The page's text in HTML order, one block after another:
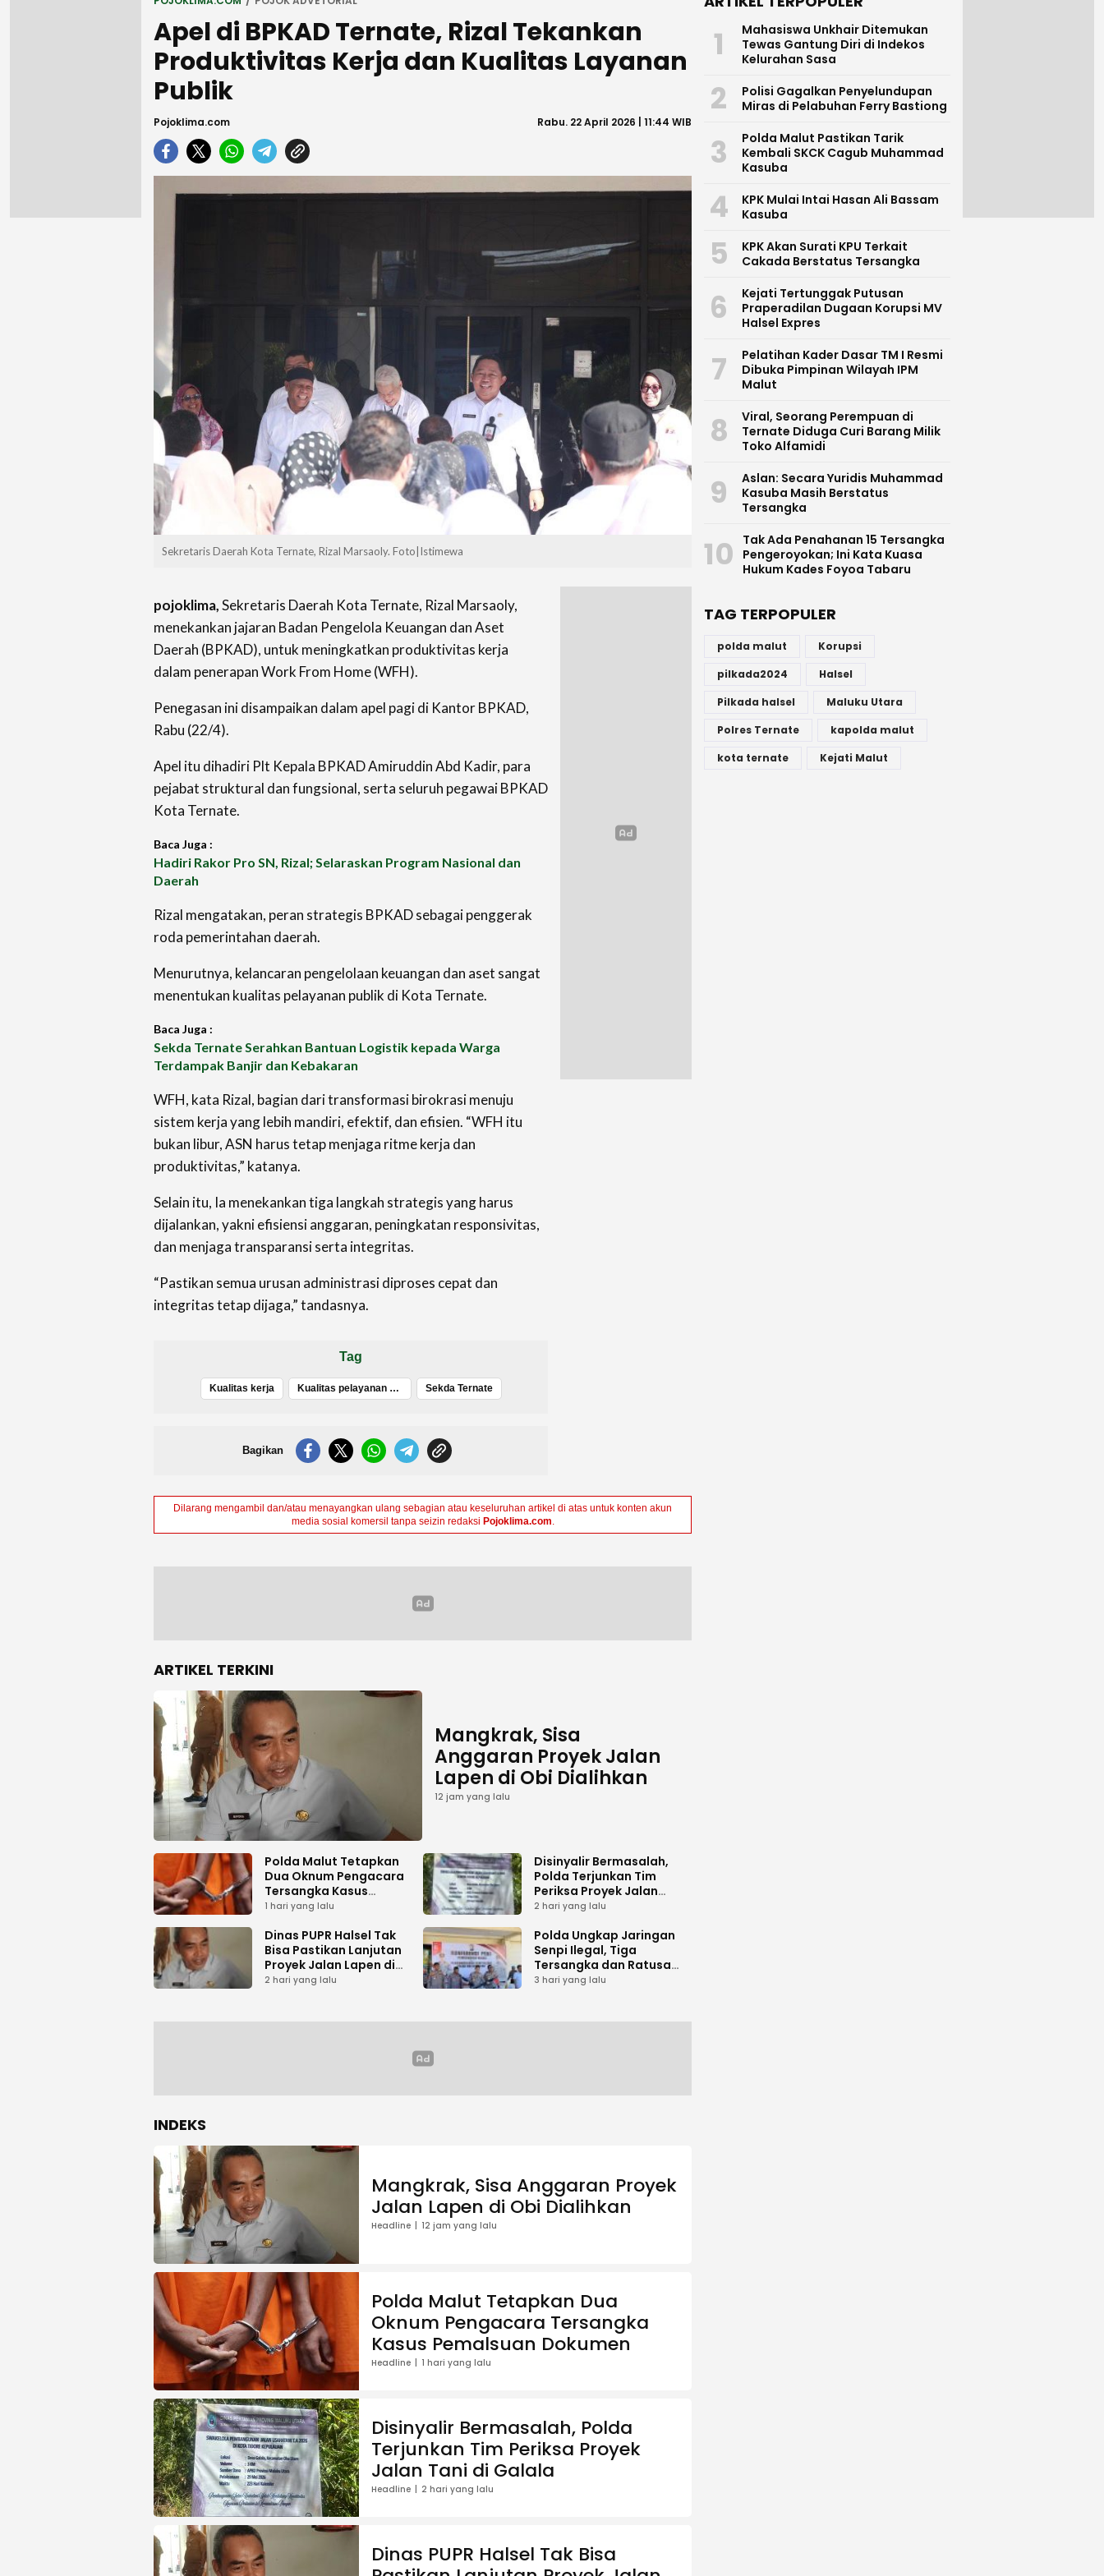
Apel di BPKAD Ternate, Rizal Tekankan
Produktivitas Kerja dan Kualitas Layanan
Publik
Pojoklima.com Rabu. 22 April 2026 | 11:44 WIB
Sekretaris Daerah Kota Ternate, Rizal Marsaoly. Foto|Istimewa
pojoklima,Sekretaris Daerah Kota Ternate, Rizal Marsaoly,
menekankan jajaran Badan Pengelola Keuangan dan Aset
Daerah (BPKAD), untuk meningkatkan produktivitas kerja
dalam penerapan Work From Home (WFH).
Penegasan ini disampaikan dalam apel pagi di Kantor BPKAD,
Rabu (22/4).
Apel itu dihadiri Plt Kepala BPKAD Amiruddin Abd Kadir, para
pejabat struktural dan fungsional, serta seluruh pegawai BPKAD
Kota Ternate.
Baca Juga :
Hadiri Rakor Pro SN, Rizal; Selaraskan Program Nasional dan
Daerah
Rizal mengatakan, peran strategis BPKAD sebagai penggerak
roda pemerintahan daerah.
Menurutnya, kelancaran pengelolaan keuangan dan aset sangat
menentukan kualitas pelayanan publik di Kota Ternate.
Baca Juga :
Sekda Ternate Serahkan Bantuan Logistik kepada Warga
Terdampak Banjir dan Kebakaran
WFH, kata Rizal, bagian dari transformasi birokrasi menuju
sistem kerja yang lebih mandiri, efektif, dan efisien. “WFH itu
bukan libur, ASN harus tetap menjaga ritme kerja dan
produktivitas,” katanya.
Selain itu, Ia menekankan tiga langkah strategis yang harus
dijalankan, yakni efisiensi anggaran, peningkatan responsivitas,
dan menjaga transparansi serta integritas.
“Pastikan semua urusan administrasi diproses cepat dan
integritas tetap dijaga,” tandasnya.
Tag
Kualitas kerja Kualitas pelayanan publik Sekda Ternate
Bagikan
Dilarang mengambil dan/atau menayangkan ulang sebagian atau keseluruhan artikel di atas untuk konten akun
media sosial komersil tanpa seizin redaksi Pojoklima.com
ARTIKEL TERKINI
Mangkrak, Sisa
Anggaran Proyek Jalan
Lapen di Obi Dialihkan
12 jam yang lalu
Polda Malut Tetapkan
Dua Oknum Pengacara
Tersangka Kasus
Pemalsuan Dokumen
1 hari yang lalu
Disinyalir Bermasalah,
Polda Terjunkan Tim
Periksa Proyek Jalan
Tani di Galala
2 hari yang lalu
Dinas PUPR Halsel Tak
Bisa Pastikan Lanjutan
Proyek Jalan Lapen di
Desa Sambiki
2 hari yang lalu
Polda Ungkap Jaringan
Senpi Ilegal, Tiga
Tersangka dan Ratusan
Amunisi Diamankan
3 hari yang lalu
INDEKS
Mangkrak, Sisa Anggaran Proyek
Jalan Lapen di Obi Dialihkan
Headline 12 jam yang lalu
Polda Malut Tetapkan Dua
Oknum Pengacara Tersangka
Kasus Pemalsuan Dokumen
Headline 1 hari yang lalu
Disinyalir Bermasalah, Polda
Terjunkan Tim Periksa Proyek
Jalan Tani di Galala
Headline 2 hari yang lalu
Dinas PUPR Halsel Tak Bisa
1
Mahasiswa Unkhair Ditemukan
Tewas Gantung Diri di Indekos
Kelurahan Sasa
2
Polisi Gagalkan Penyelundupan
Miras di Pelabuhan Ferry Bastiong
3
Polda Malut Pastikan Tarik
Kembali SKCK Cagub Muhammad
Kasuba
4
KPK Mulai Intai Hasan Ali Bassam
Kasuba
5
KPK Akan Surati KPU Terkait
Cakada Berstatus Tersangka
6
Kejati Tertunggak Putusan
Praperadilan Dugaan Korupsi MV
Halsel Expres
7
Pelatihan Kader Dasar TM I Resmi
Dibuka Pimpinan Wilayah IPM
Malut
8
Viral, Seorang Perempuan di
Ternate Diduga Curi Barang Milik
Toko Alfamidi
9
Aslan: Secara Yuridis Muhammad
Kasuba Masih Berstatus
Tersangka
10
Tak Ada Penahanan 15 Tersangka
Pengeroyokan; Ini Kata Kuasa
Hukum Kades Foyoa Tabaru
TAG TERPOPULER
polda malut
Korupsi
pilkada2024
Halsel
Pilkada halsel
Maluku Utara
Polres Ternate
kapolda malut
kota ternate
Kejati Malut